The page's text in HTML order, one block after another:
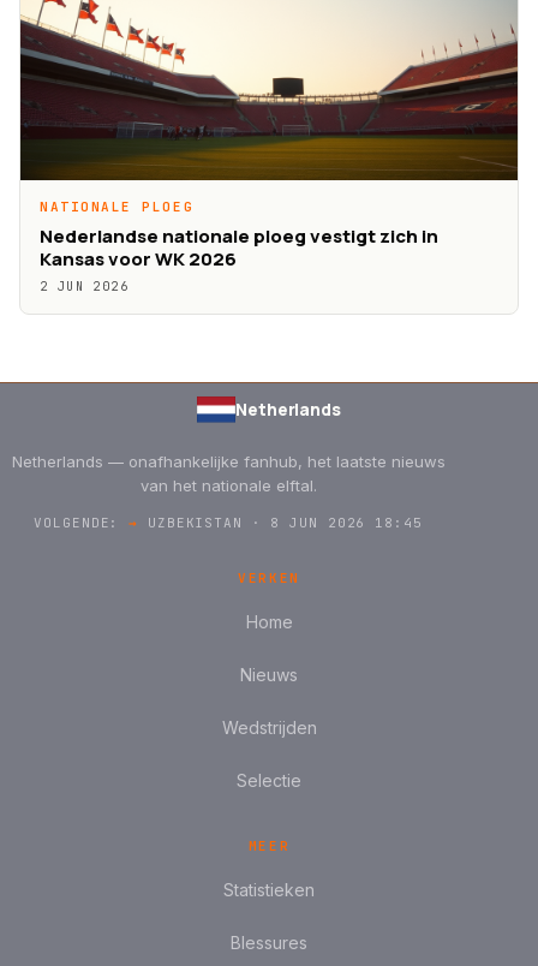
NATIONALE PLOEG
Nederlandse nationale ploeg vestigt zich in
Kansas voor WK 2026
2 JUN 2026
Netherlands
Netherlands — onafhankelijke fanhub, het laatste nieuws
van het nationale elftal.
VOLGENDE:→ UZBEKISTAN · 8 JUN 2026 18:45
VERKEN
Home
Nieuws
Wedstrijden
Selectie
MEER
Statistieken
Blessures